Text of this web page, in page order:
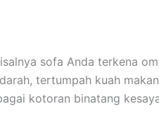
sofa Andа terkena
tertumpah kuah
kotoran binatang